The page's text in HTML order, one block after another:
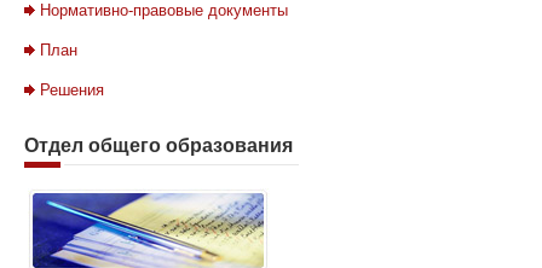
Нормативно-правовые документы
План
Решения
Отдел общего образования